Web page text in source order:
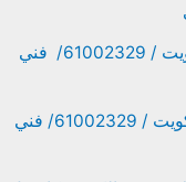
فني ادوات صحية النهضة/ فني صحي الكويت / 61002329/ فني
سباك في الكويت الدوحة/ معلم صحي الكويت / 61002329/ فني